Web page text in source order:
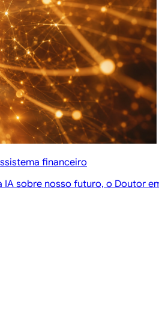
financeiro
IA sobre nosso futuro, o Doutor